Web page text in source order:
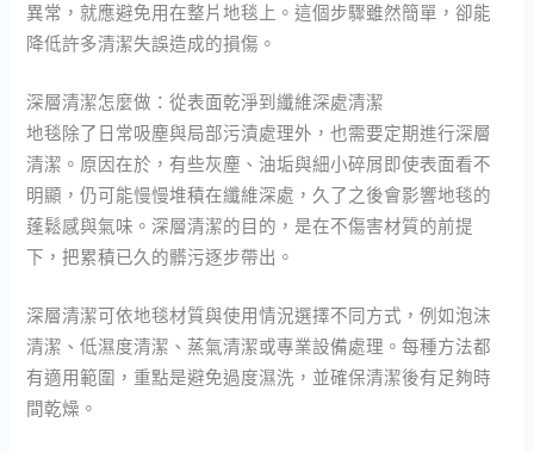
異常，就應避免用在整片地毯上。這個步驟雖然簡單，卻能
降低許多清潔失誤造成的損傷。
深層清潔怎麼做：從表面乾淨到纖維深處清潔
地毯除了日常吸塵與局部污漬處理外，也需要定期進行深層
清潔。原因在於，有些灰塵、油垢與細小碎屑即使表面看不
明顯，仍可能慢慢堆積在纖維深處，久了之後會影響地毯的
蓬鬆感與氣味。深層清潔的目的，是在不傷害材質的前提
下，把累積已久的髒污逐步帶出。
深層清潔可依地毯材質與使用情況選擇不同方式，例如泡沫
清潔、低濕度清潔、蒸氣清潔或專業設備處理。每種方法都
有適用範圍，重點是避免過度濕洗，並確保清潔後有足夠時
間乾燥。